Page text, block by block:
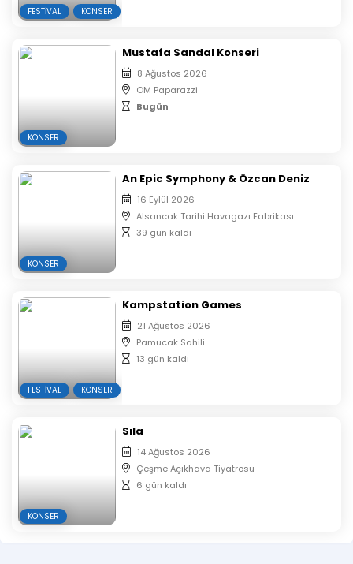
alınmayacaktır.
Biletler Organizasyon Firması Tarafından otomatik
olarak sıralandırılacaktır.
Aynı isim ve mail ile alınan biletlerin koltuk
numaraları yan yana verilmektedir.
FESTIVAL KONSER
KONSER
Mustafa Sandal Konseri
8 Ağustos 2026
OM Paparazzi
Bugün
KONSER
An Epic Symphony & Özcan Deniz
16 Eylül 2026
Alsancak Tarihi Havagazı Fabrikası
39 gün kaldı
FESTIVAL KONSER
Kampstation Games
21 Ağustos 2026
Pamucak Sahili
13 gün kaldı
KONSER
Sıla
14 Ağustos 2026
Çeşme Açıkhava Tiyatrosu
6 gün kaldı